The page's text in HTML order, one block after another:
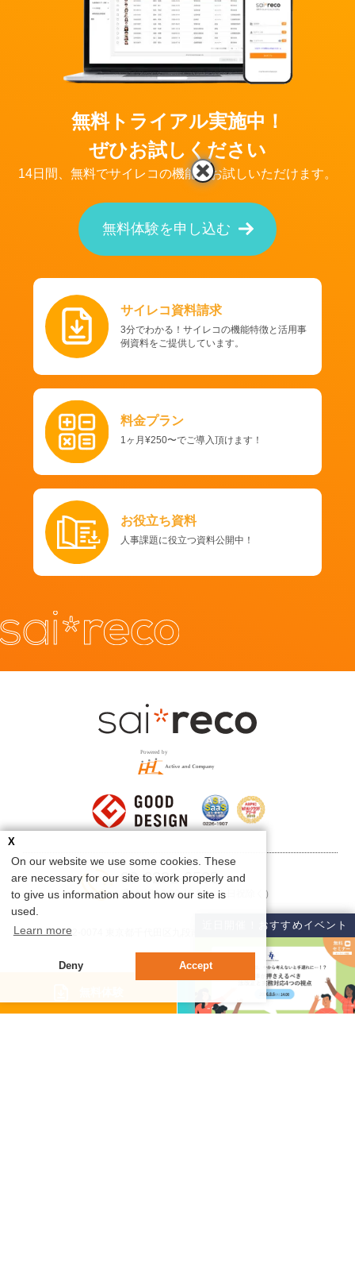
無料トライアル実施中！
ぜひお試しください
14日間、無料でサイレコの機能をお試しいただけます。
無料体験を申し込む
サイレコ資料請求
3分でわかる！サイレコの機能特徴と活用事
例資料をご提供しています。
料金プラン
1ヶ月¥250〜でご導入頂けます！
お役立ち資料
人事課題に役立つ資料公開中！
資料請求
03-6231-9505
受付時間 9:00-18:00（土日祝除く）
〒102-0074 東京都千代⽥区九段南3-8-11 ⾶栄九段ビル5階
近日開催！おすすめイベント
On our website we use some cookies. These
are necessary for our site to work properly and
to give us information about how our site is
used.
Learn more
X
Deny Accept